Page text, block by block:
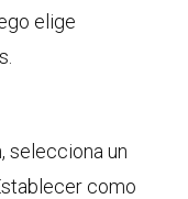
elige
selecciona un
como